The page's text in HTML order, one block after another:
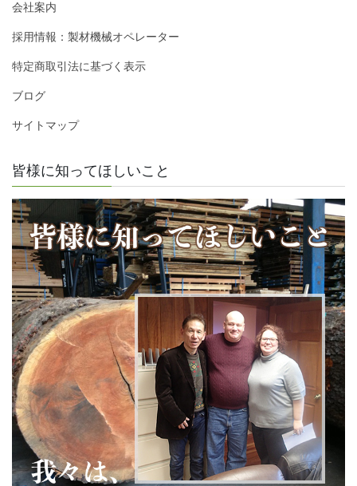
会社案内
採用情報：製材機械オペレーター
特定商取引法に基づく表示
ブログ
サイトマップ
皆様に知ってほしいこと